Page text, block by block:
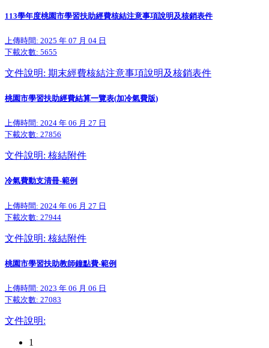
113學年度桃園市學習扶助經費核結注意事項說明及核銷表件
上傳時間: 2025 年 07 月 04 日
下載次數: 5655
文件說明: 期末經費核結注意事項說明及核銷表件
桃園市學習扶助經費結算一覽表(加冷氣費版)
上傳時間: 2024 年 06 月 27 日
下載次數: 27856
文件說明: 核結附件
冷氣費動支清冊-範例
上傳時間: 2024 年 06 月 27 日
下載次數: 27944
文件說明: 核結附件
桃園市學習扶助教師鐘點費-範例
上傳時間: 2023 年 06 月 06 日
下載次數: 27083
文件說明:
1